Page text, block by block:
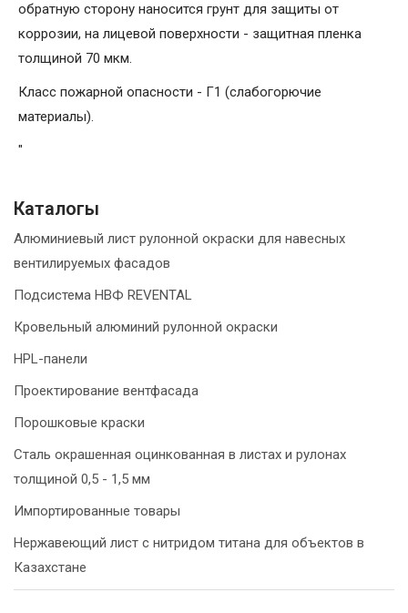
обратную сторону наносится грунт для защиты от
коррозии, на лицевой поверхности - защитная пленка
толщиной 70 мкм.
Класс пожарной опасности - Г1 (слабогорючие
материалы).
"
Каталогы
Алюминиевый лист рулонной окраски для навесных
вентилируемых фасадов
Подсистема НВФ REVENTAL
Кровельный алюминий рулонной окраски
HPL-панели
Проектирование вентфасада
Порошковые краски
Сталь окрашенная оцинкованная в листах и рулонах
толщиной 0,5 - 1,5 мм
Импортированные товары
Нержавеющий лист с нитридом титана для объектов в
Казахстане